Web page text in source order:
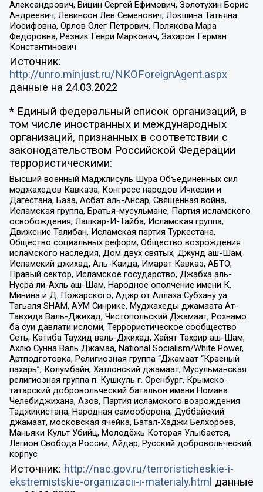
Александрович, Вицин Сергей Ефимович, Золотухин Борис
Андреевич, Левинсон Лев Семенович, Локшина Татьяна
Иосифовна, Орлов Олег Петрович, Полякова Мара
Федоровна, Резник Генри Маркович, Захаров Герман
Константинович
Источник:
http://unro.minjust.ru/NKOForeignAgent.aspx
данные на 24.03.2022
* Единый федеральный список организаций, в
том числе иностранных и международных
организаций, признанных в соответствии с
законодательством Российской Федерации
террористическими:
Высший военный Маджлисуль Шура Объединенных сил
моджахедов Кавказа, Конгресс народов Ичкерии и
Дагестана, База, Асбат аль-Ансар, Священная война,
Исламская группа, Братья-мусульмане, Партия исламского
освобождения, Лашкар-И-Тайба, Исламская группа,
Движение Талибан, Исламская партия Туркестана,
Общество социальных реформ, Общество возрождения
исламского наследия, Дом двух святых, Джунд аш-Шам,
Исламский джихад, Аль-Каида, Имарат Кавказ, АБТО,
Правый сектор, Исламское государство, Джабха аль-
Нусра ли-Ахль аш-Шам, Народное ополчение имени К.
Минина и Д. Пожарского, Аджр от Аллаха Субхану уа
Тагьаля SHAM, АУМ Синрике, Муджахеды джамаата Ат-
Тавхида Валь-Джихад, Чистопольский Джамаат, Рохнамо
ба суи давлати исломи, Террористическое сообщество
Сеть, Катиба Таухид валь-Джихад, Хайят Тахрир аш-Шам,
Ахлю Сунна Валь Джамаа, National Socialism/White Power,
Артподготовка, Религиозная группа “Джамаат “Красный
пахарь”, Колумбайн, Хатлонский джамаат, Мусульманская
религиозная группа п. Кушкуль г. Оренбург, Крымско-
татарский добровольческий батальон имени Номана
Челебиджихана, Азов, Партия исламского возрождения
Таджикистана, Народная самооборона, Дуббайский
джамаат, московская ячейка, Батал-Хаджи Белхороев,
Маньяки Культ Убийц, Молодёжь Которая Улыбается,
Легион Свобода России, Айдар, Русский добровольческий
корпус
Источник: http://nac.gov.ru/terroristicheskie-i-
ekstremistskie-organizacii-i-materialy.html данные